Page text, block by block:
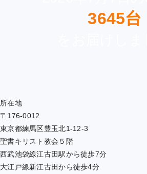
3645台
所在地
〒176-0012
東京都練馬区豊玉北1-12-3
聖書キリスト教会５階
西武池袋線江古田駅から徒歩7分
大江戸線新江古田から徒歩4分